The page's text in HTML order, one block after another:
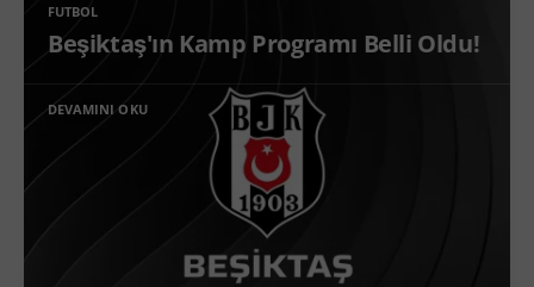
FUTBOL
Beşiktaş'ın Kamp Programı Belli Oldu!
DEVAMINI OKU